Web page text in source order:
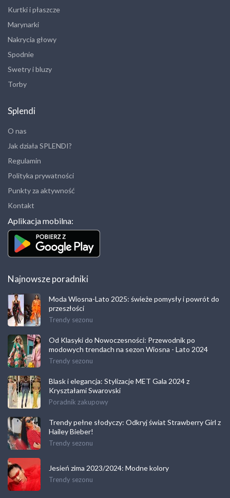
Kurtki i płaszcze
Marynarki
Nakrycia głowy
Spodnie
Swetry i bluzy
Torby
Splendi
O nas
Jak działa SPLENDI?
Regulamin
Polityka prywatności
Punkty za aktywność
Kontakt
Aplikacja mobilna:
Najnowsze poradniki
Moda Wiosna-Lato 2025: świeże pomysły i powrót do
przeszłości
Trendy sezonu
Od Klasyki do Nowoczesności: Przewodnik po
modowych trendach na sezon Wiosna - Lato 2024
Trendy sezonu
Blask i elegancja: Stylizacje MET Gala 2024 z
Kryształami Swarovski
Poradnik zakupowy
Trendy pełne słodyczy: Odkryj świat Strawberry Girl z
Hailey Bieber!
Trendy sezonu
Jesień zima 2023/2024: Modne kolory
Trendy sezonu